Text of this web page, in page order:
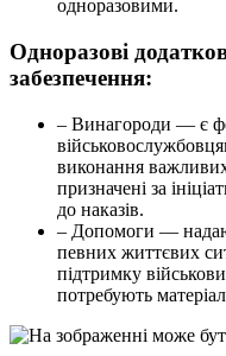
одноразовими.
Одноразові
забезпечення:
– Винагороди — є
виконання
призначені за
до наказів.
– Допомоги —
певних життєвих
підтримку
потребують